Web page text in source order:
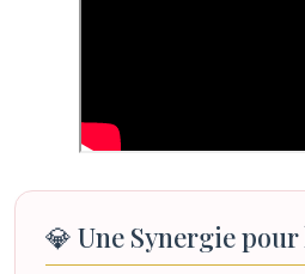
💎 Une Synergie